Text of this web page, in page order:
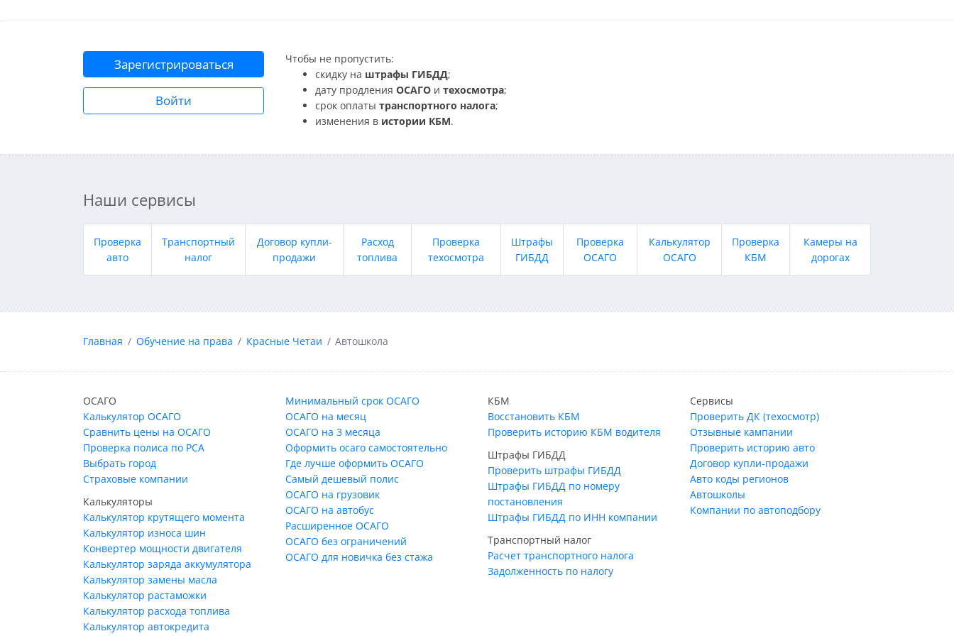
Зарегистрироваться
Войти
Чтобы не пропустить:
скидку на штрафы ГИБДД;
дату продления ОСАГО и техосмотра;
срок оплаты транспортного налога;
изменения в истории КБМ.
Наши сервисы
Проверка
авто
Транспортный
налог
Договор купли-
продажи
Расход
топлива
Проверка
техосмотра
Штрафы
ГИБДД
Проверка
ОСАГО
Калькулятор
ОСАГО
Проверка
КБМ
Камеры на
дорогах
Главная Обучение на права Красные Четаи Автошкола
ОСАГО
Калькулятор ОСАГО
Сравнить цены на ОСАГО
Проверка полиса по РСА
Выбрать город
Страховые компании
Калькуляторы
Калькулятор крутящего момента
Калькулятор износа шин
Конвертер мощности двигателя
Калькулятор заряда аккумулятора
Калькулятор замены масла
Калькулятор растаможки
Калькулятор расхода топлива
Калькулятор автокредита
Минимальный срок ОСАГО
ОСАГО на месяц
ОСАГО на 3 месяца
Оформить осаго самостоятельно
Где лучше оформить ОСАГО
Самый дешевый полис
ОСАГО на грузовик
ОСАГО на автобус
Расширенное ОСАГО
ОСАГО без ограничений
ОСАГО для новичка без стажа
КБМ
Восстановить КБМ
Проверить историю КБМ водителя
Штрафы ГИБДД
Проверить штрафы ГИБДД
Штрафы ГИБДД по номеру
постановления
Штрафы ГИБДД по ИНН компании
Транспортный налог
Расчет транспортного налога
Задолженность по налогу
Сервисы
Проверить ДК (техосмотр)
Отзывные кампании
Проверить историю авто
Договор купли-продажи
Авто коды регионов
Автошколы
Компании по автоподбору